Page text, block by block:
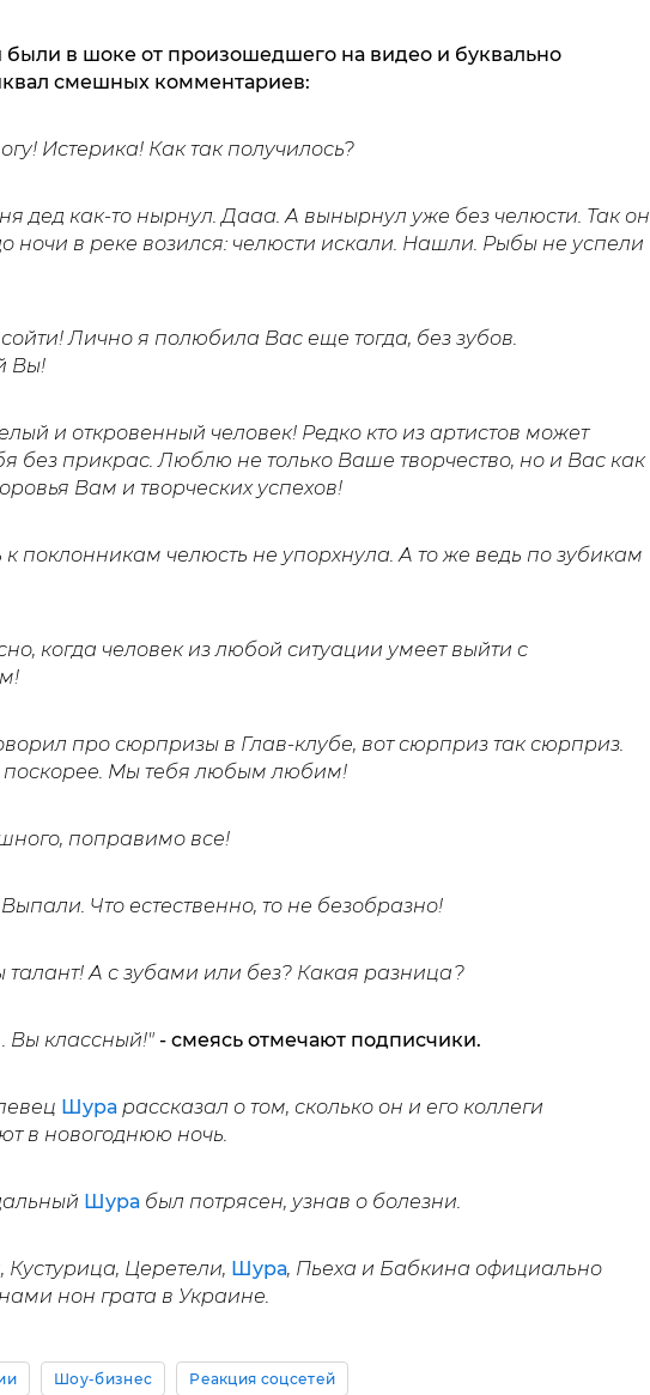
в шоке от произошедшего на видео и буквально
смешных комментариев:
Истерика! Как так получилось?
дед как-то нырнул. Дааа. А вынырнул уже без челюсти. Так он
ночи в реке возился: челюсти искали. Нашли. Рыбы не успели
Лично я полюбила Вас еще тогда, без зубов.
Вы!
и откровенный человек! Редко кто из артистов может
без прикрас. Люблю не только Ваше творчество, но и Вас как
Вам и творческих успехов!
к поклонникам челюсть не упорхнула. А то же ведь по зубикам
когда человек из любой ситуации умеет выйти с
про сюрпризы в Глав-клубе, вот сюрприз так сюрприз.
поскорее. Мы тебя любым любим!
поправимо все!
Что естественно, то не безобразно!
талант! А с зубами или без? Какая разница?
Вы классный!"- смеясь отмечают подписчики.
Шурарассказал о том, сколько он и его коллеги
в новогоднюю ночь.
Шурабыл потрясен, узнав о болезни.
Кустурица, Церетели, Шура, Пьеха и Бабкина официально
нон грата в Украине.
Шоу-бизнес Реакция соцсетей